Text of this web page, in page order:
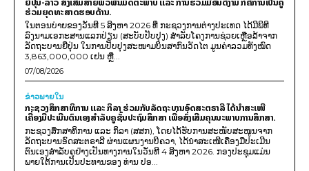
ຮ່ວມຍຸດທະສາດຮອບດ້ານ.
ໃນຕອນບ່າຍຂອງວັນທີ 5 ສິງຫາ 2026 ທີ່ ກະຊວງການຕ່າງປະເທດ ໄດ້ມີພິທີ
ລົງນາມເອກະສານແລກປ່ຽນ (ສະບັບປັບປຸງ) ສໍາລັບໂຄງການຊ່ວຍເຫຼືອລ້າຈາກ
ລັດຖະບານຍີ່ປຸ່ນ ໃນການປັບປຸງສະໜາມບິນສາກົນວັດໄຕ ມູນຄ່າລວມທັງໝົດ
3,863,000,000 ເຢນ ຫຼື...
07/08/2026
ຂ່າວພາຍ​ໃນ
ກະຊວງສຶກສາທິການ ແລະ ກິລາ ຮ່ວມກັບລັດຖະບານອົດສະຕຣາລີ ໄດ້ນຳສະເໜີ
ເຄື່ອງມືປະເມີນຕົນເອງສຳລັບຄູຊັ້ນປະຖົມສຶກສາ ເພື່ອສົ່ງເສີມຄຸນນະພາບການສຶກສາ.
ກະຊວງສຶກສາທິການ ແລະ ກິລາ (ສສກ), ໂດຍໄດ້ຮັບການສະໜັບສະໜູນຈາກ
ລັດຖະບານອົດສະຕຣາລີ ຜ່ານແຜນງານບີຄວາ, ໄດ້ນຳສະເໜີເຄື່ອງມືປະເມີນ
ຕົນເອງສຳລັບຄູຢ່າງເປັນທາງການໃນວັນທີ 4 ສິງຫາ 2026. ກອງປະຊຸມແມ່ນ
ພາຍໃຕ້ການເປັນປະທານຂອງ ທ່ານ ປອ...